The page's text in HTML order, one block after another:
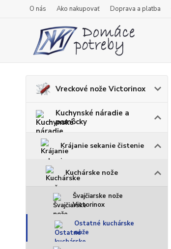
O nás Ako nakupovať Doprava a platba
Vreckové nože Victorinox
Kuchynské náradie a
pomôcky
Krájanie sekanie čistenie
Kuchárske nože
Švajčiarske nože
Victorinox
Ostatné kuchárske
nože